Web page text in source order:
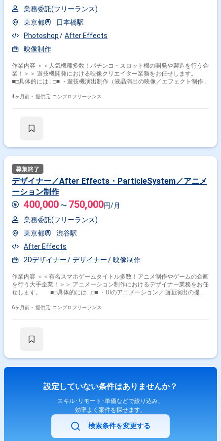
業務委託(フリーランス)
東京都
日本橋駅
Photoshop
After Effects
映像制作
作業内容 ＜＜人気機種多数！パチンコ・スロット機の開発や製造を行う企
業！＞＞ 遊技機開発における映像クリエイター業務をお任せします。
■□具体的には…□■ ・遊技機演出制作（液晶演出の映像／エフェクト制作）
動画／広告制作（新機種のWebCMなどの販促用映像制作） ＜こんな方
4ヶ月前・ 提供元: コンプロフリーランス
デザイナー／After Effects・ParticleSystem／アニメ
ーション制作
400,000 〜 750,000円/月
業務委託(フリーランス)
東京都
渋谷駅
After Effects
2Dデザイナー
デザイナー 映像制作
作業内容 ＜＜有名スマホゲームタイトル多数！アニメ制作やゲームの企画
を行う大手企業！＞＞ アニメーション制作におけるデザイナー業務をお任
せします。 ■□具体的には…□■ ・UIのアニメーション／画面演出の提
出ディレクション ・エフェクト／カメラワークなどの制作 ＜こんな方
6ヶ月前・ 提供元: コンプロフリーランス
設定していない条件はありませんか？
スキル･リモート･単価などで絞り込み、
効率よく案件を探せます。
検索条件を変更する